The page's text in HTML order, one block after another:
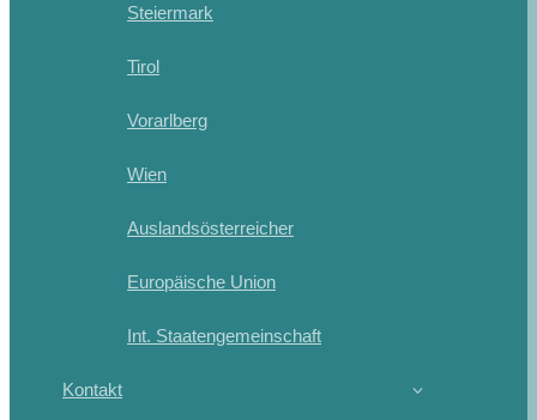
Steiermark
Tirol
Vorarlberg
Wien
Auslandsösterreicher
Europäische Union
Int. Staatengemeinschaft
Kontakt